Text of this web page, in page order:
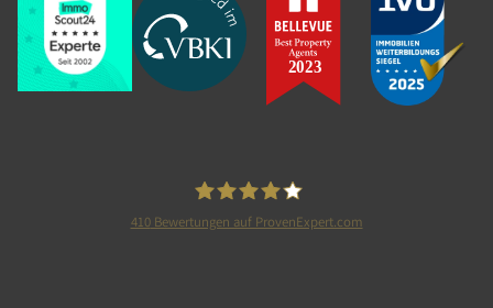
410Bewertungen auf ProvenExpert.com